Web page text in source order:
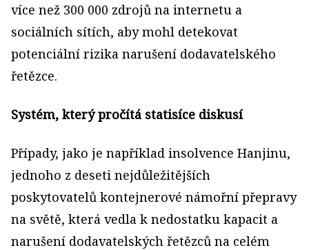
více než 300 000 zdrojů na internetu a
sociálních sítích, aby mohl detekovat
potenciální rizika narušení dodavatelského
řetězce.
Systém, který pročítá statisíce diskusí
Případy, jako je například insolvence Hanjinu,
jednoho z deseti nejdůležitějších
poskytovatelů kontejnerové námořní přepravy
na světě, která vedla k nedostatku kapacit a
narušení dodavatelských řetězců na celém